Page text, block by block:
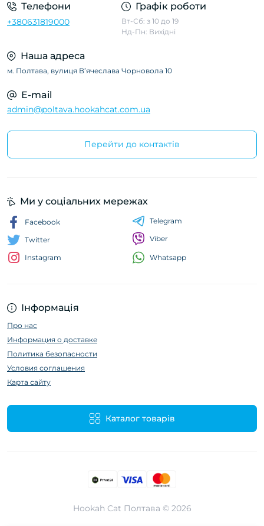
Телефони
+380631819000
Графік роботи
Вт-Сб: з 10 до 19
Нд-Пн: Вихідні
Наша адреса
м. Полтава, вулиця Вʼячеслава Чорновола 10
E-mail
admin@poltava.hookahcat.com.ua
Перейти до контактів
Інформація
Про нас
Информация о доставке
Политика безопасности
Условия соглашения
Карта сайту
Каталог товарів
Ми у соціальних мережах
Facebook
Twitter
Instagram
Telegram
Viber
Whatsapp
Hookah Cat Полтава © 2026